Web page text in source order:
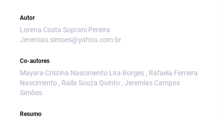
Autor
Lorena Costa Soprani Pereira
Jeremias.simoes@yahoo.com.br
Co-autores
Mayara Cristina Nascimento Lira Borges , Rafaela Ferreira
Nascimento , Raila Souza Quinto , Jeremias Campos
Simões
Resumo